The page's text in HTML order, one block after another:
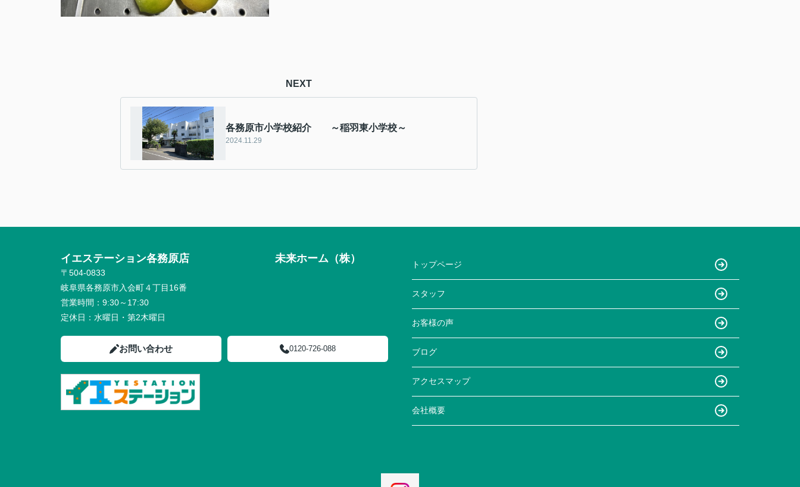
NEXT
各務原市小学校紹介 ～稲羽東小学校～
2024.11.29
イエステーション各務原店 未来ホーム（株）
〒504-0833
岐阜県各務原市入会町４丁目16番
営業時間： 9:30～17:30
定休日： 水曜日・第2木曜日
お問い合わせ 0120-726-088
トップページ
スタッフ
お客様の声
ブログ
アクセスマップ
会社概要